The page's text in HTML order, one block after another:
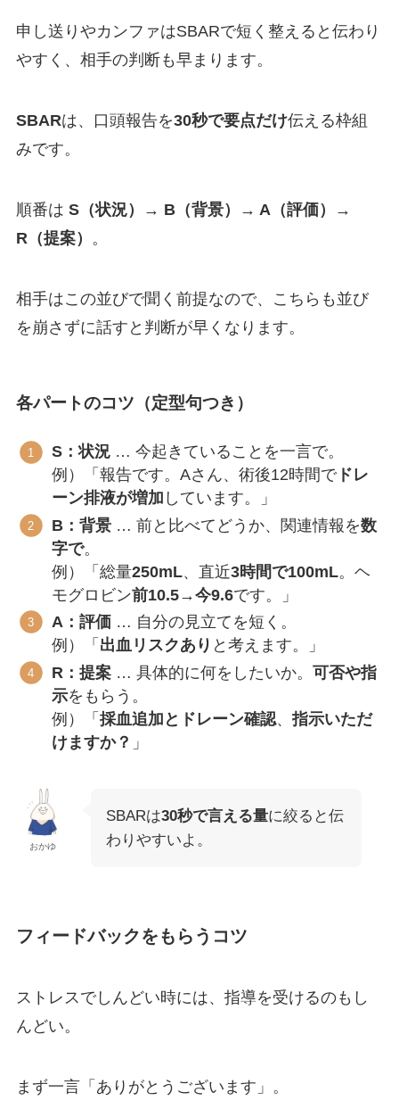
申し送りやカンファはSBARで短く整えると伝わり
やすく、相手の判断も早まります。
SBARは、口頭報告を30秒で要点だけ伝える枠組
みです。
順番は S（状況）→ B（背景）→ A（評価）→
R（提案）
。
相手はこの並びで聞く前提なので、こちらも並び
を崩さずに話すと判断が早くなります。
各パートのコツ（定型句つき）
S：状況 … 今起きていることを一言で。
例）「報告です。Aさん、術後12時間でドレ
ーン排液が増加 しています。」
B：背景 … 前と比べてどうか、関連情報を数
字で。
例）「総量250mL、直近3時間で100mL。ヘ
モグロビン前10.5→今9.6です。」
A：評価 … 自分の見立てを短く。
例）「 出血リスクあり と考えます。」
R：提案 … 具体的に何をしたいか。可否や指
示をもらう。
例）「採血追加とドレーン確認、指示いただ
けますか？ 」
おかゆ
SBARは30秒で言える量に絞ると伝
わりやすいよ。
フィードバックをもらうコツ
ストレスでしんどい時には、指導を受けるのもし
んどい。
まず一言「ありがとうございます」。